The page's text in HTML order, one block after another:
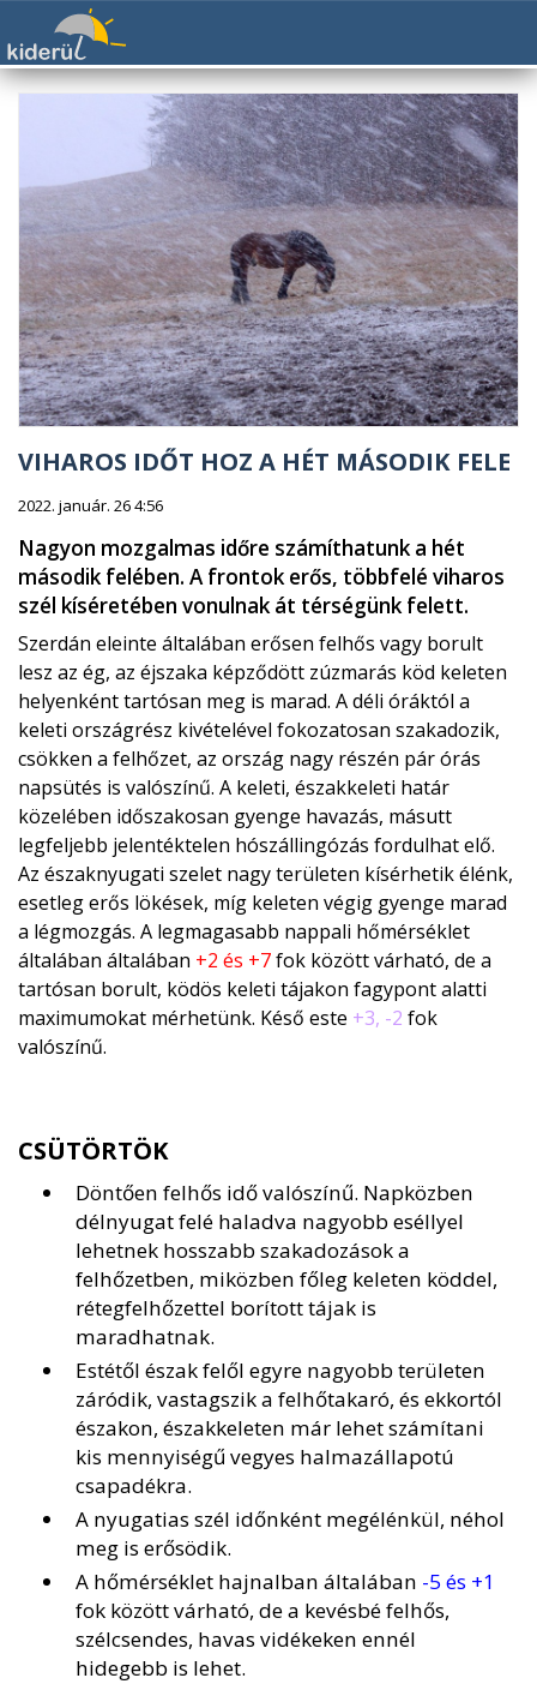
VIHAROS IDŐT HOZ A HÉT MÁSODIK FELE
2022. január. 26 4:56
Nagyon mozgalmas időre számíthatunk a hét
második felében. A frontok erős, többfelé viharos
szél kíséretében vonulnak át térségünk felett.
Szerdán eleinte általában erősen felhős vagy borult
lesz az ég, az éjszaka képződött zúzmarás köd keleten
helyenként tartósan meg is marad. A déli óráktól a
keleti országrész kivételével fokozatosan szakadozik,
csökken a felhőzet, az ország nagy részén pár órás
napsütés is valószínű. A keleti, északkeleti határ
közelében időszakosan gyenge havazás, másutt
legfeljebb jelentéktelen hószállingózás fordulhat elő.
Az északnyugati szelet nagy területen kísérhetik élénk,
esetleg erős lökések, míg keleten végig gyenge marad
a légmozgás. A legmagasabb nappali hőmérséklet
általában általában +2 és +7fok között várható, de a
tartósan borult, ködös keleti tájakon fagypont alatti
maximumokat mérhetünk. Késő este +3, -2 fok
valószínű.
CSÜTÖRTÖK
Döntően felhős idő valószínű. Napközben
délnyugat felé haladva nagyobb eséllyel
lehetnek hosszabb szakadozások a
felhőzetben, miközben főleg keleten köddel,
rétegfelhőzettel borított tájak is
maradhatnak.
Estétől észak felől egyre nagyobb területen
záródik, vastagszik a felhőtakaró, és ekkortól
északon, északkeleten már lehet számítani
kis mennyiségű vegyes halmazállapotú
csapadékra.
A nyugatias szél időnként megélénkül, néhol
meg is erősödik.
A hőmérséklet hajnalban általában -5 és +1
fok között várható, de a kevésbé felhős,
szélcsendes, havas vidékeken ennél
hidegebb is lehet.